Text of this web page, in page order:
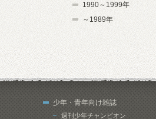
1990～1999年
～1989年
少年・青年向け雑誌
週刊少年チャンピオン